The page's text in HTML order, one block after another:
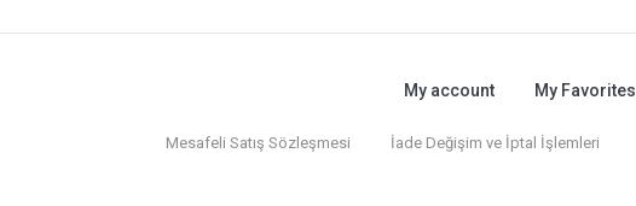
My account My Favorites
Mesafeli Satış Sözleşmesi İade Değişim ve İptal İşlemleri